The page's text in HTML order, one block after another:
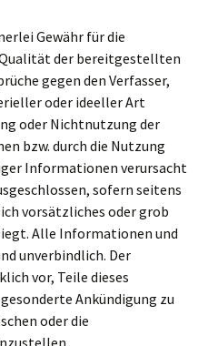
Gewähr für die
der bereitgestellten
gegen den Verfasser,
oder ideeller Art
oder Nichtnutzung der
bzw. durch die Nutzung
Informationen verursacht
sofern seitens
vorsätzliches oder grob
Alle Informationen und
unverbindlich. Der
vor, Teile dieses
Ankündigung zu
oder die